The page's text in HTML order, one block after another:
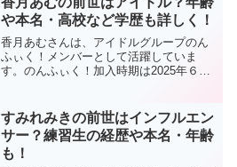
は、宇野ゆりさんの...
や本名・高校など学歴も詳しく！
香月あむさんは、アイドルグループのん
ふぃく！メンバーとして活躍していま
す。のんふぃく！加入時期は2025年６月
なる方も多いのではないでしょうか。そ
こでこの記事では、香月...
すみれみきの前世はインフルエン
サー？練習生の経歴や本名・年齢
も！